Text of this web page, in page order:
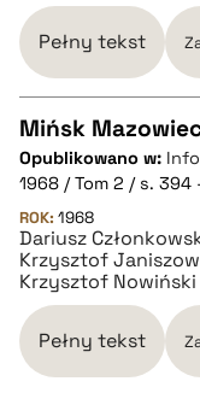
pobierz cytat
Pełny tekst
CZYSTY TEKST
pobierz cytat
Mińsk
Opublikowano w:
1968 / Tom 2 / s. 394
ROK: 1968
Dariusz
Krzysztof
Krzysztof Nowiński
Pełny tekst